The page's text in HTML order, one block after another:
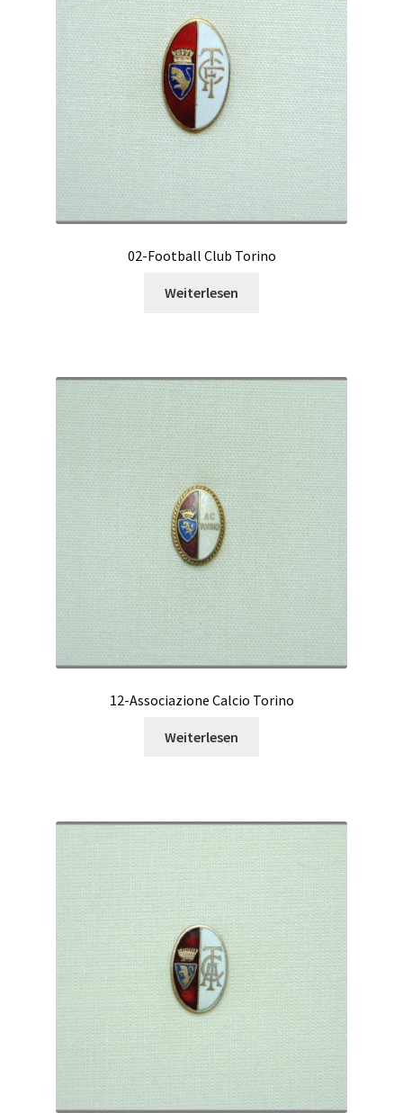
02-Football Club Torino
Weiterlesen
12-Associazione Calcio Torino
Weiterlesen